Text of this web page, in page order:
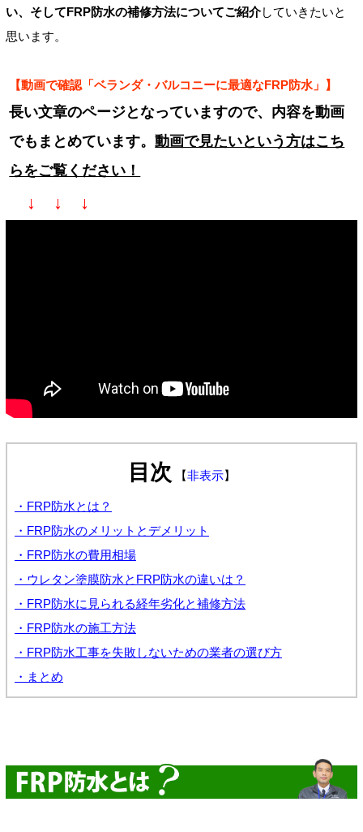
い、そしてFRP防水の補修方法についてご紹介していきたいと
思います。
【動画で確認「ベランダ・バルコニーに最適なFRP防水」】
長い文章のページとなっていますので、内容を動画
でもまとめています。動画で見たいという方はこち
らをご覧ください！
↓ ↓ ↓
目次 【非表示】
・FRP防水とは？
・FRP防水のメリットとデメリット
・FRP防水の費用相場
・ウレタン塗膜防水とFRP防水の違いは？
・FRP防水に見られる経年劣化と補修方法
・FRP防水の施工方法
・FRP防水工事を失敗しないための業者の選び方
・まとめ